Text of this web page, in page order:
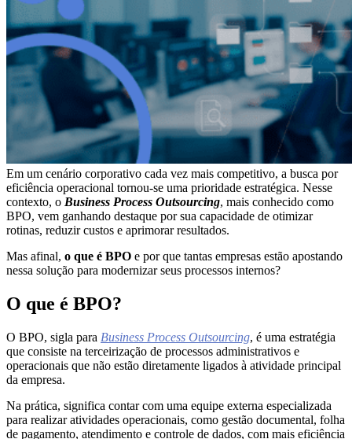
Em um cenário corporativo cada vez mais competitivo, a busca por
eficiência operacional tornou-se uma prioridade estratégica. Nesse
contexto, o Business Process Outsourcing, mais conhecido como
BPO, vem ganhando destaque por sua capacidade de otimizar
rotinas, reduzir custos e aprimorar resultados.
Mas afinal, o que é BPO e por que tantas empresas estão apostando
nessa solução para modernizar seus processos internos?
O que é BPO?
O BPO, sigla para Business Process Outsourcing, é uma estratégia
que consiste na terceirização de processos administrativos e
operacionais que não estão diretamente ligados à atividade principal
da empresa.
Na prática, significa contar com uma equipe externa especializada
para realizar atividades operacionais, como gestão documental, folha
de pagamento, atendimento e controle de dados, com mais eficiência